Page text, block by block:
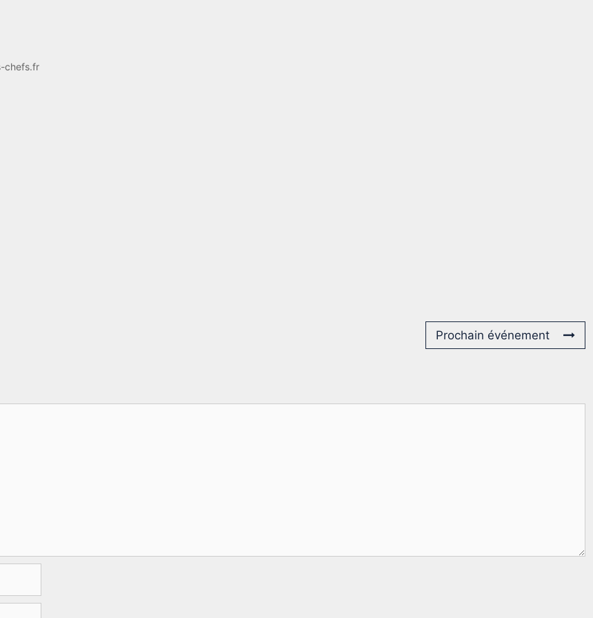
chefs.fr
Prochain événement